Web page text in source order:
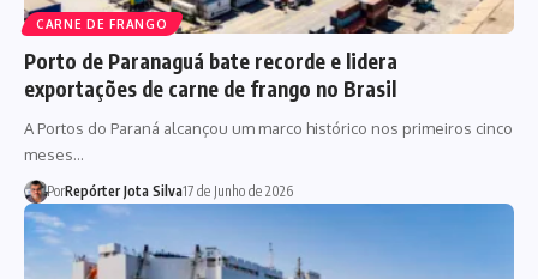
CARNE DE FRANGO
Porto de Paranaguá bate recorde e lidera
exportações de carne de frango no Brasil
A Portos do Paraná alcançou um marco histórico nos primeiros cinco
meses…
PorRepórter Jota Silva17 de Junho de 2026